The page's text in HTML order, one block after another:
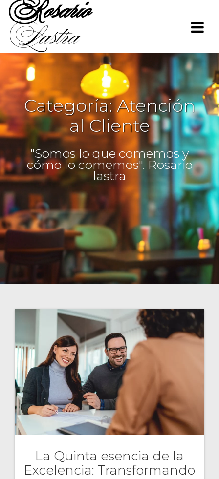
Rosario
Lastra
Categoría:Atención
al Cliente
"Somos lo que comemos y
cómo lo comemos". Rosario
lastra
La Quinta esencia de la
Excelencia: Transformando